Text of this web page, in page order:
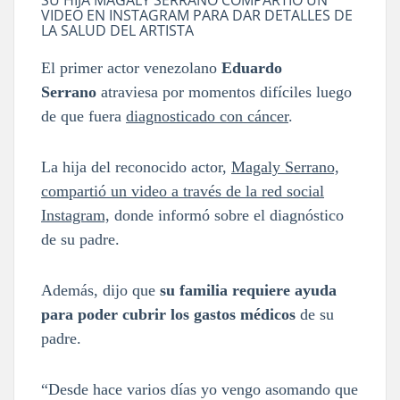
VIDEO EN INSTAGRAM PARA DAR DETALLES DE
LA SALUD DEL ARTISTA
El primer actor venezolano Eduardo
Serrano atraviesa por momentos difíciles luego
de que fuera diagnosticado con cáncer.
La hija del reconocido actor, Magaly Serrano,
compartió un video a través de la red social
Instagram, donde informó sobre el diagnóstico
de su padre.
Además, dijo que su familia requiere ayuda
para poder cubrir los gastos médicos de su
padre.
“Desde hace varios días yo vengo asomando que